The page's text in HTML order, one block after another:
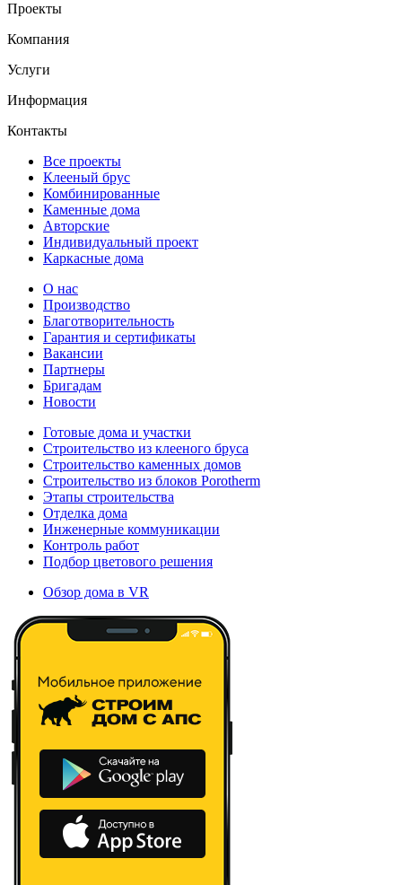
Проекты
Компания
Услуги
Информация
Контакты
Все проекты
Клееный брус
Комбинированные
Каменные дома
Авторские
Индивидуальный проект
Каркасные дома
О нас
Производство
Благотворительность
Гарантия и сертификаты
Вакансии
Партнеры
Бригадам
Новости
Готовые дома и участки
Строительство из клееного бруса
Строительство каменных домов
Строительство из блоков Porotherm
Этапы строительства
Отделка дома
Инженерные коммуникации
Контроль работ
Подбор цветового решения
Обзор дома в VR